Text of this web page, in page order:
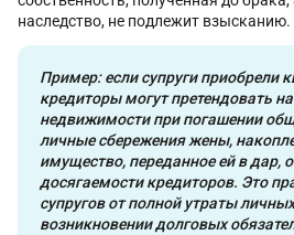
наследство, не подлежит взысканию.
Пример: если супруги приобрели
кредиторы могут претендовать
недвижимости при погашении
личные сбережения жены,
имущество, переданное ей в дар,
досягаемости кредиторов. Это
супругов от полной утраты
возникновении долговых